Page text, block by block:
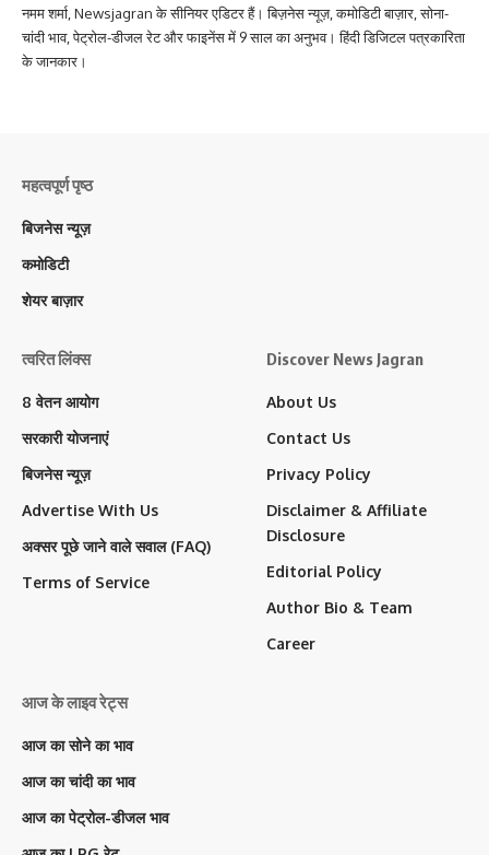
नमम शर्मा, Newsjagran के सीनियर एडिटर हैं। बिज़नेस न्यूज़, कमोडिटी बाज़ार, सोना-
चांदी भाव, पेट्रोल-डीजल रेट और फाइनेंस में 9 साल का अनुभव। हिंदी डिजिटल पत्रकारिता
के जानकार।
महत्वपूर्ण पृष्ठ
बिजनेस न्यूज़
कमोडिटी
शेयर बाज़ार
त्वरित लिंक्स
8 वेतन आयोग
सरकारी योजनाएं
बिजनेस न्यूज़
Advertise With Us
अक्सर पूछे जाने वाले सवाल (FAQ)
Terms of Service
Discover News Jagran
About Us
Contact Us
Privacy Policy
Disclaimer & Affiliate
Disclosure
Editorial Policy
Author Bio & Team
Career
आज के लाइव रेट्स
आज का सोने का भाव
आज का चांदी का भाव
आज का पेट्रोल-डीजल भाव